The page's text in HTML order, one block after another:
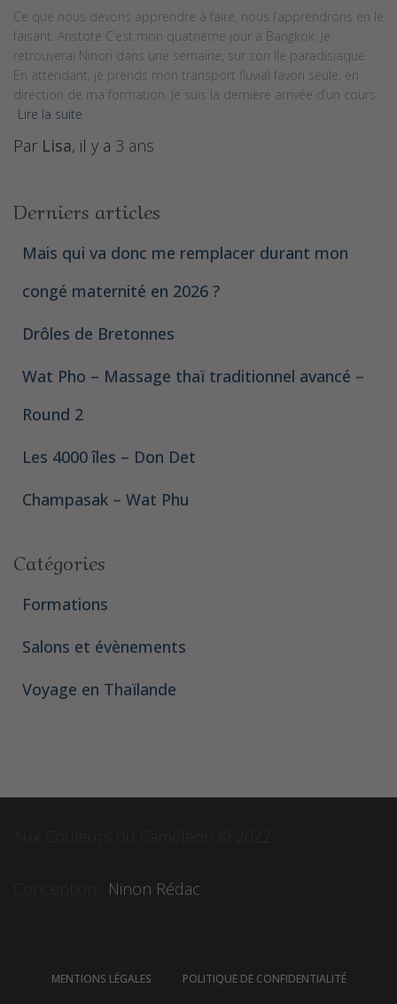
Ce que nous devons apprendre à faire, nous l’apprendrons en le
faisant. Aristote C’est mon quatrième jour à Bangkok. Je
retrouverai Ninon dans une semaine, sur son île paradisiaque.
En attendant, je prends mon transport fluvial favori seule, en
direction de ma formation. Je suis la dernière arrivée d’un cours
Lire la suite
Par Lisa, il y a 3 ans
Derniers articles
Mais qui va donc me remplacer durant mon
congé maternité en 2026 ?
Drôles de Bretonnes
Wat Pho – Massage thaï traditionnel avancé –
Round 2
Les 4000 îles – Don Det
Champasak – Wat Phu
Catégories
Formations
Salons et évènements
Voyage en Thaïlande
Ninon Rédac
MENTIONS LÉGALES POLITIQUE DE CONFIDENTIALITÉ